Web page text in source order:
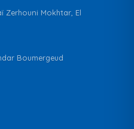
Zerhouni Mokhtar, El
Boumergeud